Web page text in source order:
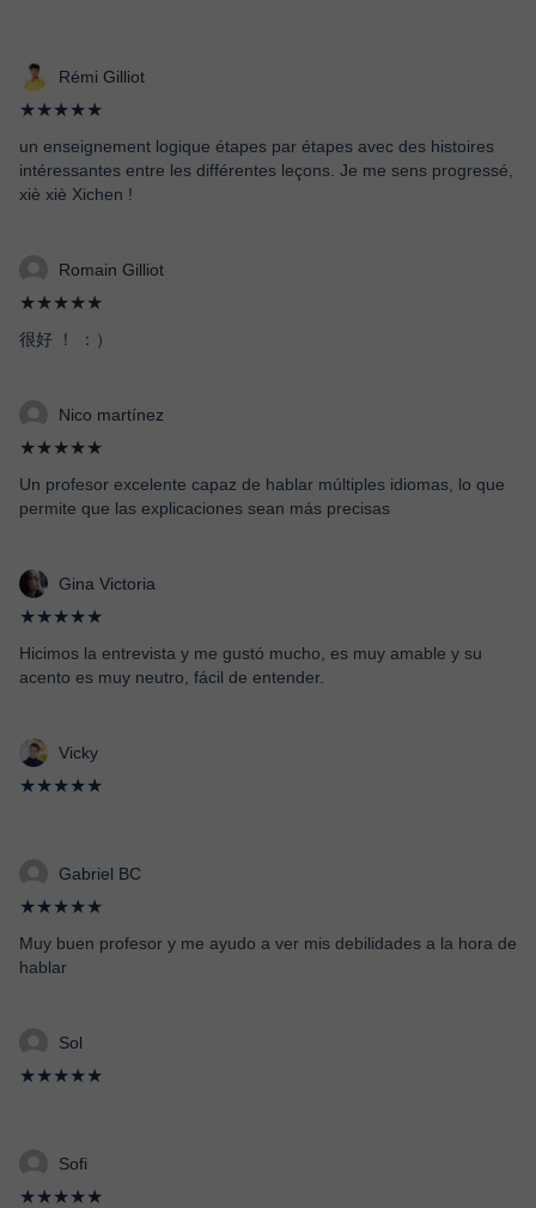
Rémi Gilliot
★★★★★
un enseignement logique étapes par étapes avec des histoires
intéressantes entre les différentes leçons. Je me sens progressé,
xiè xiè Xichen !
Romain Gilliot
★★★★★
很好 ！ ：）
Nico martínez
★★★★★
Un profesor excelente capaz de hablar múltiples idiomas, lo que
permite que las explicaciones sean más precisas
Gina Victoria
★★★★★
Hicimos la entrevista y me gustó mucho, es muy amable y su
acento es muy neutro, fácil de entender.
Vicky
★★★★★
Gabriel BC
★★★★★
Muy buen profesor y me ayudo a ver mis debilidades a la hora de
hablar
Sol
★★★★★
Sofi
★★★★★